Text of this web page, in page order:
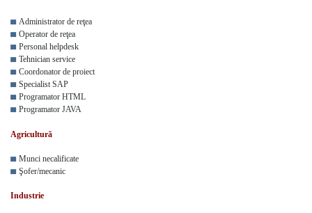
Administrator de reţea
Operator de reţea
Personal helpdesk
Tehnician service
Coordonator de proiect
Specialist SAP
Programator HTML
Programator JAVA
Agricultură
Munci necalificate
Şofer/mecanic
Industrie